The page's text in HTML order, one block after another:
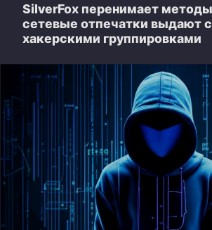
SilverFox перенимает
сетевые отпечатки выдают
хакерскими группировками